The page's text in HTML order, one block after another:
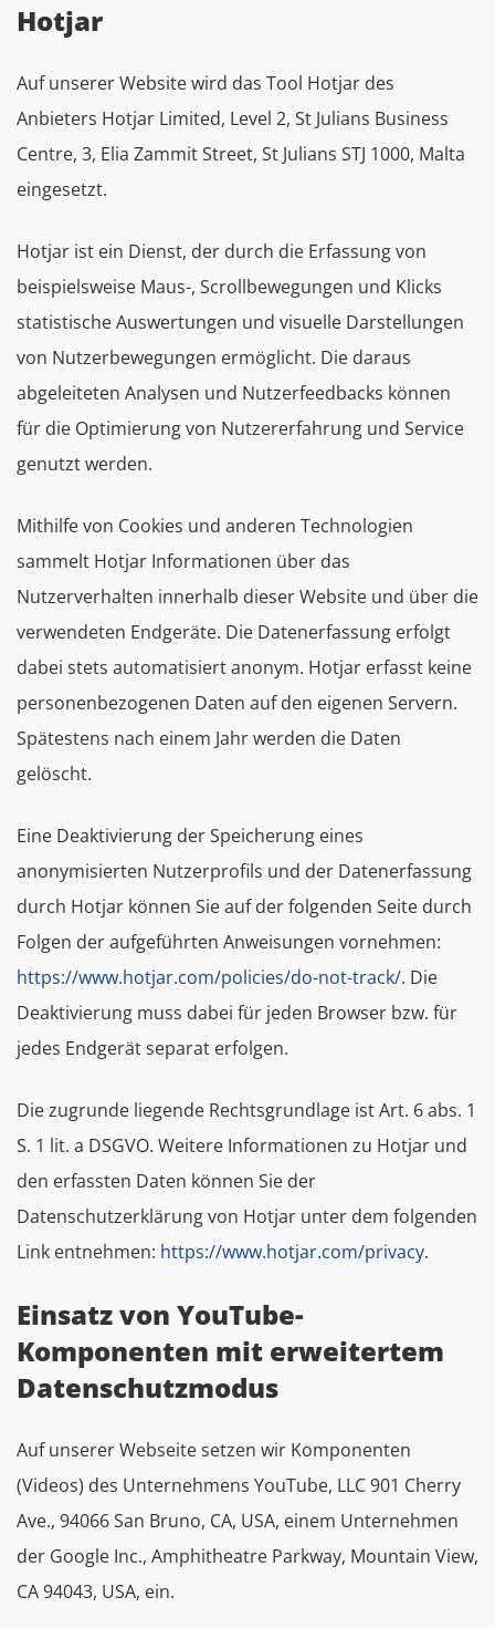
Hotjar
Auf unserer Website wird das Tool Hotjar des
Anbieters Hotjar Limited, Level 2, St Julians Business
Centre, 3, Elia Zammit Street, St Julians STJ 1000, Malta
eingesetzt.
Hotjar ist ein Dienst, der durch die Erfassung von
beispielsweise Maus-, Scrollbewegungen und Klicks
statistische Auswertungen und visuelle Darstellungen
von Nutzerbewegungen ermöglicht. Die daraus
abgeleiteten Analysen und Nutzerfeedbacks können
für die Optimierung von Nutzererfahrung und Service
genutzt werden.
Mithilfe von Cookies und anderen Technologien
sammelt Hotjar Informationen über das
Nutzerverhalten innerhalb dieser Website und über die
verwendeten Endgeräte. Die Datenerfassung erfolgt
dabei stets automatisiert anonym. Hotjar erfasst keine
personenbezogenen Daten auf den eigenen Servern.
Spätestens nach einem Jahr werden die Daten
gelöscht.
Eine Deaktivierung der Speicherung eines
anonymisierten Nutzerprofils und der Datenerfassung
durch Hotjar können Sie auf der folgenden Seite durch
Folgen der aufgeführten Anweisungen vornehmen:
https://www.hotjar.com/policies/do-not-track/. Die
Deaktivierung muss dabei für jeden Browser bzw. für
jedes Endgerät separat erfolgen.
Die zugrunde liegende Rechtsgrundlage ist Art. 6 abs. 1
S. 1 lit. a DSGVO. Weitere Informationen zu Hotjar und
den erfassten Daten können Sie der
Datenschutzerklärung von Hotjar unter dem folgenden
Link entnehmen: https://www.hotjar.com/privacy.
Einsatz von YouTube-
Komponenten mit erweitertem
Datenschutzmodus
Auf unserer Webseite setzen wir Komponenten
(Videos) des Unternehmens YouTube, LLC 901 Cherry
Ave., 94066 San Bruno, CA, USA, einem Unternehmen
der Google Inc., Amphitheatre Parkway, Mountain View,
CA 94043, USA, ein.